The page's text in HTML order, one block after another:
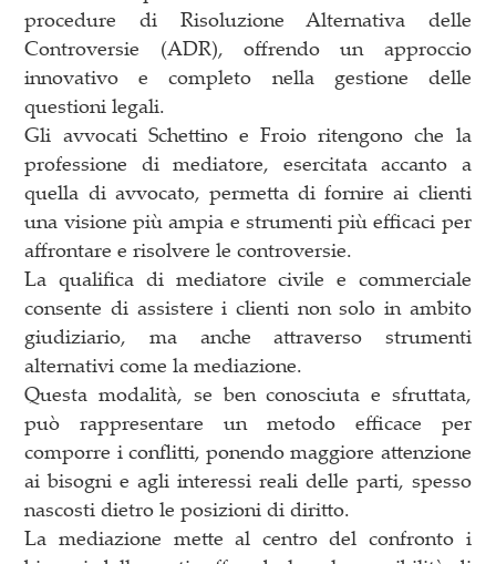
procedure di Risoluzione Alternativa delle
Controversie (ADR), offrendo un approccio
innovativo e completo nella gestione delle
questioni legali.
Gli avvocati Schettino e Froio ritengono che la
professione di mediatore, esercitata accanto a
quella di avvocato, permetta di fornire ai clienti
una visione più ampia e strumenti più efficaci per
affrontare e risolvere le controversie.
La qualifica di mediatore civile e commerciale
consente di assistere i clienti non solo in ambito
giudiziario, ma anche attraverso strumenti
alternativi come la mediazione.
Questa modalità, se ben conosciuta e sfruttata,
può rappresentare un metodo efficace per
comporre i conflitti, ponendo maggiore attenzione
ai bisogni e agli interessi reali delle parti, spesso
nascosti dietro le posizioni di diritto.
La mediazione mette al centro del confronto i